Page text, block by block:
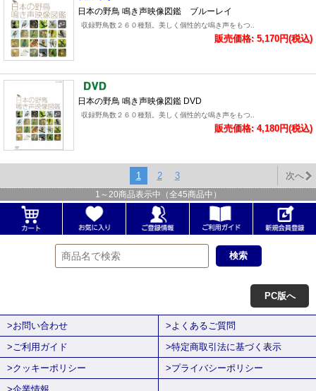
日本の野鳥 鳴き声映像図鑑 ブルーレイ
収録野鳥数２６０種類。美しく個性的な鳴き声をもつ..
販売価格: 5,170円(税込)
日本の野鳥 鳴き声映像図鑑 DVD
収録野鳥数２６０種類。美しく個性的な鳴き声をもつ..
販売価格: 4,180円(税込)
1 2 3 次へ
1 ～ 20商品表示中（全45商品中）
PC版へ
>お問い合わせ
>よくあるご質問
>ご利用ガイド
>特定商取引法に基づく表示
>クッキーポリシー
>プライバシーポリシー